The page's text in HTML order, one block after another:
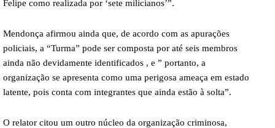
Felipe como realizada por ‘sete milicianos’”.
Mendonça afirmou ainda que, de acordo com as apurações
policiais, a “Turma” pode ser composta por até seis membros
ainda não devidamente identificados , e ” portanto, a
organização se apresenta como uma perigosa ameaça em estado
latente, pois conta com integrantes que ainda estão à solta”.
O relator citou um outro núcleo da organização criminosa,